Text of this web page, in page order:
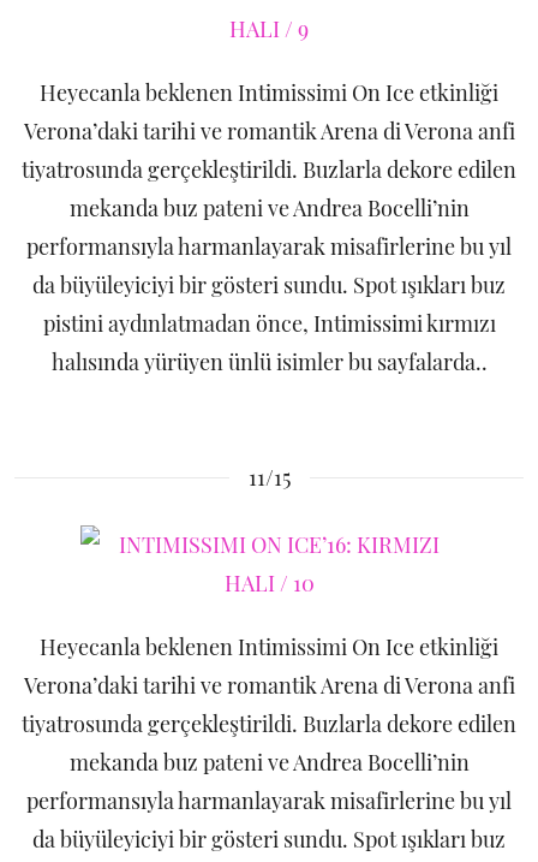
Heyecanla beklenen Intimissimi On Ice etkinliği
Verona’daki tarihi ve romantik Arena di Verona anfi
tiyatrosunda gerçekleştirildi. Buzlarla dekore edilen
mekanda buz pateni ve Andrea Bocelli’nin
performansıyla harmanlayarak misafirlerine bu yıl
da büyüleyiciyi bir gösteri sundu. Spot ışıkları buz
pistini aydınlatmadan önce, Intimissimi kırmızı
halısında yürüyen ünlü isimler bu sayfalarda..
11/15
Heyecanla beklenen Intimissimi On Ice etkinliği
Verona’daki tarihi ve romantik Arena di Verona anfi
tiyatrosunda gerçekleştirildi. Buzlarla dekore edilen
mekanda buz pateni ve Andrea Bocelli’nin
performansıyla harmanlayarak misafirlerine bu yıl
da büyüleyiciyi bir gösteri sundu. Spot ışıkları buz